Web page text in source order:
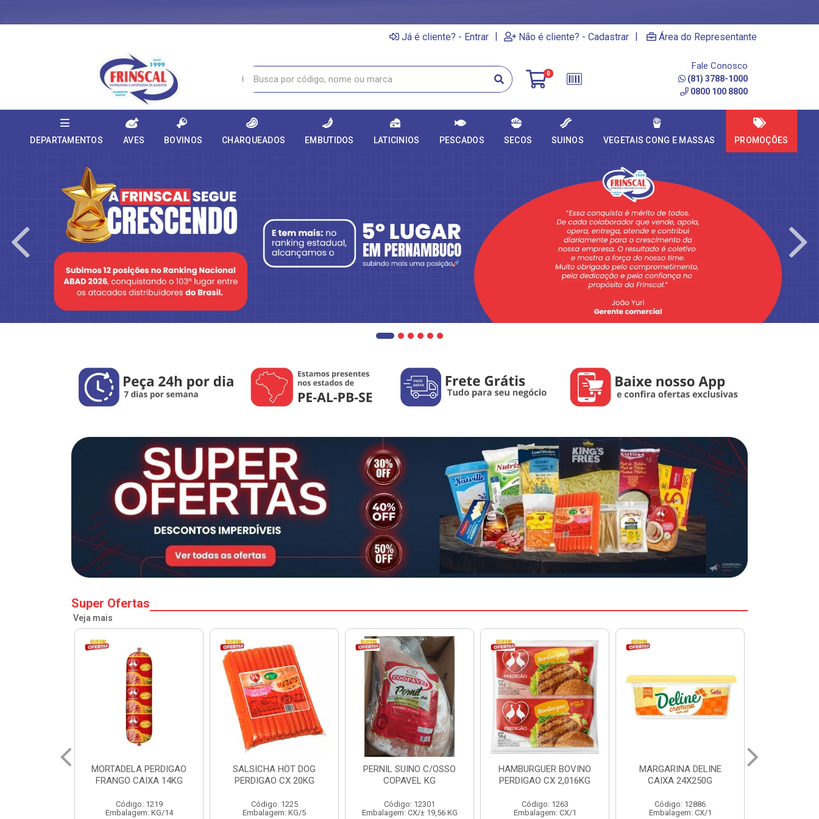
Já é cliente? - Entrar | Não é cliente? - Cadastrar | Área do Representante
0
Fale Conosco
(81) 3788-1000
0800 100 8800
DEPARTAMENTOS AVES BOVINOS CHARQUEADOS EMBUTIDOS LATICINIOS PESCADOS SECOS SUINOS VEGETAIS CONG E MASSAS PROMOÇÕES
Super Ofertas
Veja mais
SALSICHA HOT DOG
PERDIGAO CX 20KG
Código: 1225
Embalagem: KG/5
PERNIL SUINO C/OSSO
COPAVEL KG
Código: 12301
Embalagem: CX/± 19,56 KG
HAMBURGUER BOVINO
PERDIGAO CX 2,016KG
Código: 1263
Embalagem: CX/1
MARGARINA DELINE
CAIXA 24X250G
Código: 12886
Embalagem: CX/1
MARGARINA DELINE
CAIXA 12X500G
Código: 12887
Embalagem: CX/1